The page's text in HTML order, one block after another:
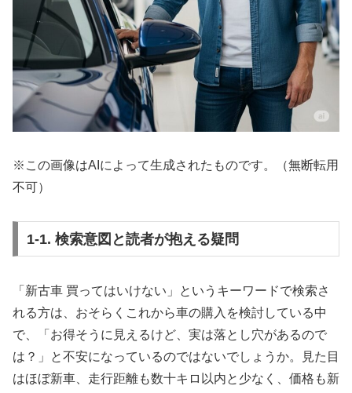
※この画像はAIによって生成されたものです。（無断転用
不可）
1-1. 検索意図と読者が抱える疑問
「新古車 買ってはいけない」というキーワードで検索さ
れる方は、おそらくこれから車の購入を検討している中
で、「お得そうに見えるけど、実は落とし穴があるので
は？」と不安になっているのではないでしょうか。見た目
はほぼ新車、走行距離も数十キロ以内と少なく、価格も新